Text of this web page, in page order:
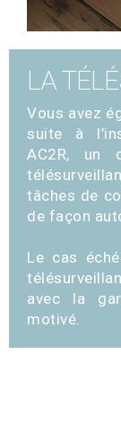
LA
Vous avez
suite à
AC2R, un
tâches de
de façon
Le cas
avec la
motivé.